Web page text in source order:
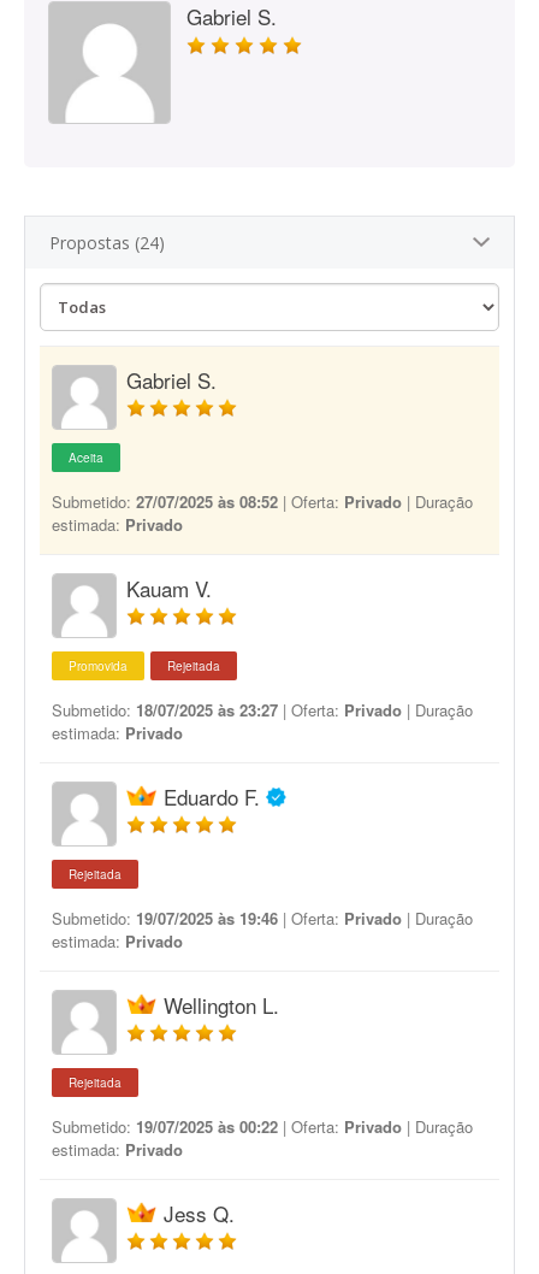
Gabriel S.
Propostas (24)
Gabriel S.
Aceita
Submetido: 27/07/2025 às 08:52 | Oferta: Privado | Duração
estimada: Privado
Kauam V.
Promovida Rejeitada
Submetido: 18/07/2025 às 23:27 | Oferta: Privado | Duração
estimada: Privado
Eduardo F.
Rejeitada
Submetido: 19/07/2025 às 19:46 | Oferta: Privado | Duração
estimada: Privado
Wellington L.
Rejeitada
Submetido: 19/07/2025 às 00:22 | Oferta: Privado | Duração
estimada: Privado
Jess Q.